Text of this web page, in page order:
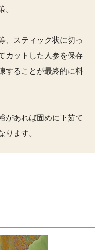
。
、スティック状に切っ
カットした人参を保存
することが最終的に料
があれば固めに下茹で
ります。